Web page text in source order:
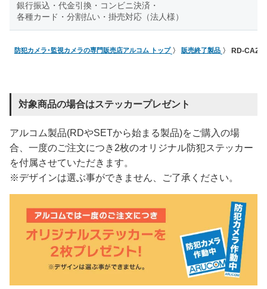
銀行振込・代金引換・コンビニ決済・
各種カード・分割払い・掛売対応（法人様）
防犯カメラ･監視カメラの専門販売店アルコム トップ 販売終了製品 RD-
対象商品の場合はステッカープレゼント
アルコム製品(RDやSETから始まる製品)をご購入の場
合、一度のご注文につき2枚のオリジナル防犯ステッカー
を付属させていただきます。
※デザインは選ぶ事ができません、ご了承ください。